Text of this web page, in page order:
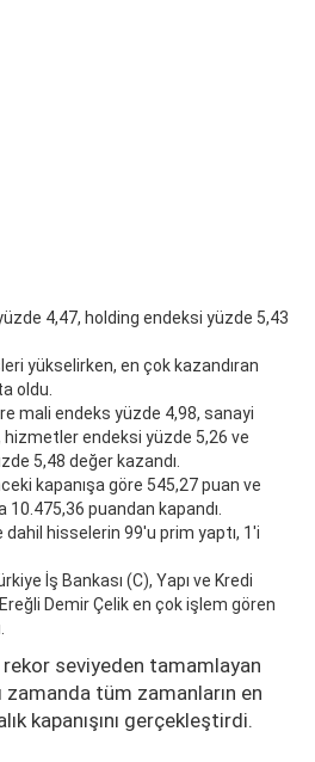
4,47, holding endeksi yüzde 5,43
yükselirken, en çok kazandıran
oldu.
mali endeks yüzde 4,98, sanayi
hizmetler endeksi yüzde 5,26 ve
5,48 değer kazandı.
kapanışa göre 545,27 puan ve
puandan kapandı.
dahil hisselerin 99'u prim yaptı, 1'i
İş Bankası (C), Yapı ve Kredi
Demir Çelik en çok işlem gören
seviyeden tamamlayan
zamanda tüm zamanların en
kapanışını gerçekleştirdi.